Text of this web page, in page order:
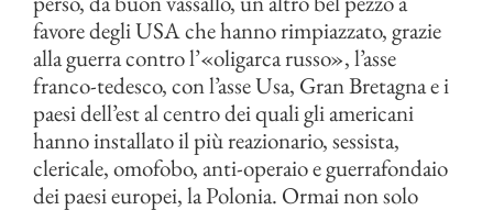
favore degli USA che hanno rimpiazzato, grazie
alla guerra contro l’«oligarca russo», l’asse
franco-tedesco, con l’asse Usa, Gran Bretagna e i
paesi dell’est al centro dei quali gli americani
hanno installato il più reazionario, sessista,
clericale, omofobo, anti-operaio e guerrafondaio
dei paesi europei, la Polonia. Ormai non solo